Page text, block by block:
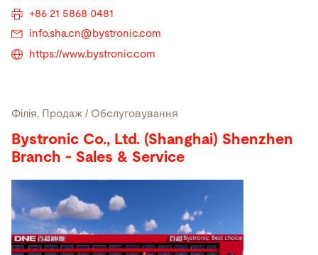
+86 21 5868 0481
info.sha.cn@ bystronic.com
https://www.bystronic.com
Філія, Продаж / Обслуговування
Bystronic Co., Ltd. (Shanghai) Shenzhen
Branch - Sales & Service